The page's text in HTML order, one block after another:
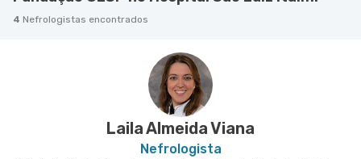
4 Nefrologistas encontrados
Laila Almeida Viana
Nefrologista